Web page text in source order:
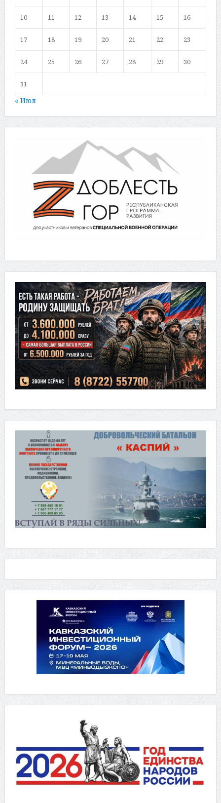
10 11 12 13 14 15 16
17 18 19 20 21 22 23
24 25 26 27 28 29 30
31
« Июл